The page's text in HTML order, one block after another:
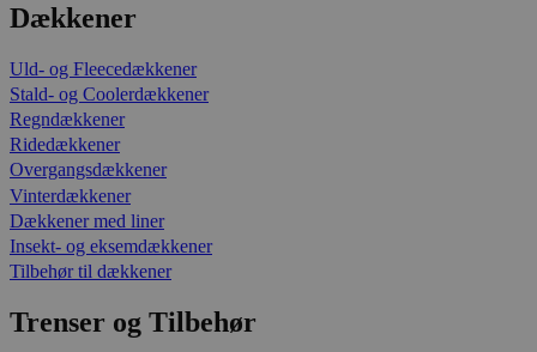
Dækkener
Uld- og Fleecedækkener
Stald- og Coolerdækkener
Regndækkener
Ridedækkener
Overgangsdækkener
Vinterdækkener
Dækkener med liner
Insekt- og eksemdækkener
Tilbehør til dækkener
Trenser og Tilbehør